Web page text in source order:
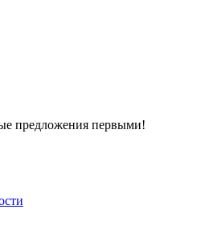
предложения первыми!